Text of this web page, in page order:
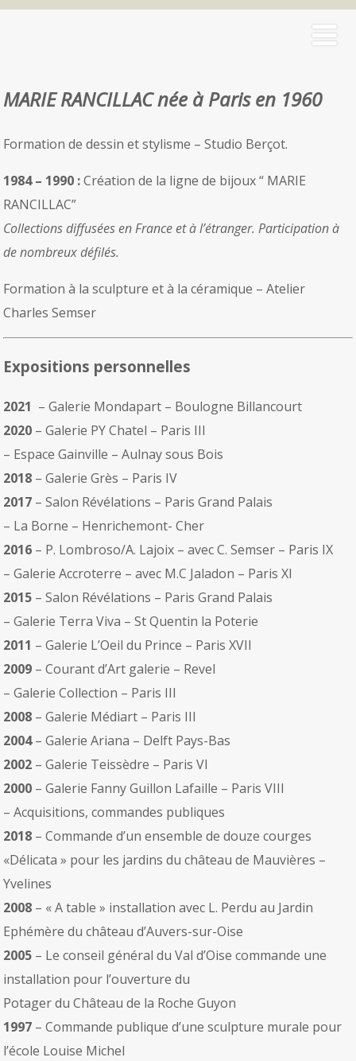
MARIE RANCILLACnée à Paris en 1960
Formation de dessin et stylisme – Studio Berçot.
1984 – 1990 :Création de la ligne de bijoux “ MARIE
RANCILLAC”
Collections diffusées en France et à l’étranger. Participation à
de nombreux défilés.
Formation à la sculpture et à la céramique – Atelier
Charles Semser
Expositions personnelles
2021 – Galerie Mondapart – Boulogne Billancourt
2020 – Galerie PY Chatel – Paris III
– Espace Gainville – Aulnay sous Bois
2018 – Galerie Grès – Paris IV
2017 – Salon Révélations – Paris Grand Palais
– La Borne – Henrichemont- Cher
2016 – P. Lombroso/A. Lajoix – avec C. Semser – Paris IX
– Galerie Accroterre – avec M.C Jaladon – Paris XI
2015 – Salon Révélations – Paris Grand Palais
– Galerie Terra Viva – St Quentin la Poterie
2011 – Galerie L’Oeil du Prince – Paris XVII
2009 – Courant d’Art galerie – Revel
– Galerie Collection – Paris III
2008 – Galerie Médiart – Paris III
2004– Galerie Ariana – Delft Pays-Bas
2002 – Galerie Teissèdre – Paris VI
2000 – Galerie Fanny Guillon Lafaille – Paris VIII
– Acquisitions, commandes publiques
2018 – Commande d’un ensemble de douze courges
«Délicata » pour les jardins du château de Mauvières –
Yvelines
2008 – « A table » installation avec L. Perdu au Jardin
Ephémère du château d’Auvers-sur-Oise
2005 – Le conseil général du Val d’Oise commande une
installation pour l’ouverture du
Potager du Château de la Roche Guyon
1997 – Commande publique d’une sculpture murale pour
l’école Louise Michel